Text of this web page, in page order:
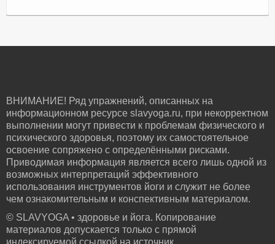
ВНИМАНИЕ! Ряд упражнений, описанных на
информационном ресурсе slavyoga.ru, при некорректном
выполнении могут привести к проблемам физического и
психического здоровья, поэтому их самостоятельное
освоение сопряжено с определёнными рисками.
Приводимая информация является всего лишь одной из
возможных интерпретаций эффективного
использования инструментов йоги и служит не более
чем ознакомительным и конспективным материалом.
© SLAVYOGA • здоровье и йога. Копирование
материалов допускается только с прямой
индексируемой ссылкой на источник.